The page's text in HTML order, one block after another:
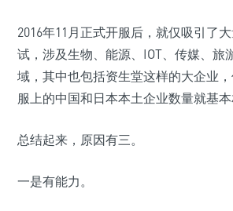
2016年11月正式开服后，就仅吸引了
试，涉及生物、能源、IOT、传媒、旅
域，其中也包括资生堂这样的大企业
服上的中国和日本本土企业数量就基本
总结起来，原因有三。
一是有能力。